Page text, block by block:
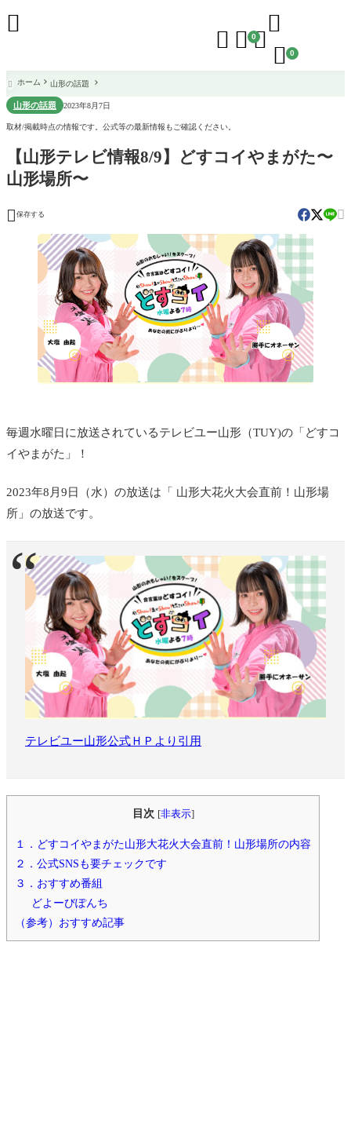
  0

 0

 ホーム 山形の話題
山形の話題 2023年8月7日
取材/掲載時点の情報です。公式等の最新情報もご確認ください。
【山形テレビ情報8/9】どすコイやまがた〜
山形場所〜
 保存する 
毎週水曜日に放送されているテレビユー山形（TUY)の「どすコ
イやまがた」！
2023年8月9日（水）の放送は「 山形大花火大会直前！山形場
所 」の放送です。
テレビユー山形公式ＨＰより引用
目次 [非表示]
１．どすコイやまがた山形大花火大会直前！山形場所の内容
２．公式SNSも要チェックです
３．おすすめ番組
どよーびぽんち
（参考）おすすめ記事